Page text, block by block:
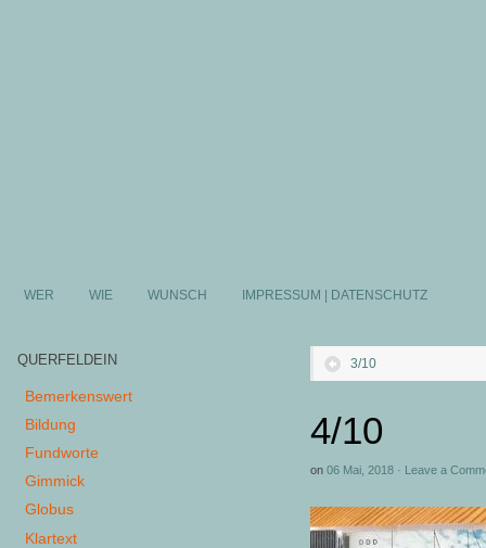
WER WIE WUNSCH IMPRESSUM | DATENSCHUTZ
3/10
4/10
on 06 Mai, 2018 · Leave a
QUERFELDEIN
Bemerkenswert
Bildung
Fundworte
Gimmick
Globus
Klartext